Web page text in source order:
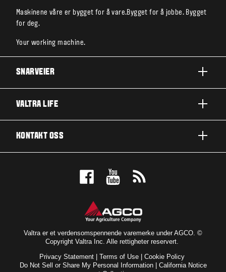
Maskinene våre er bygget for å vare.Bygget for å jobbe. Bygget
for deg.
Your working machine.
SNARVEIER
N-SERIE
TEKNOLOGI
SERVICE OG VEDLIKEHOLD
VALTRA LIFE
VALTRA SHOP
ABONNÉR PÅ NYHETSBREV
KONTAKT OSS
BESTILL PRØVEKJØRING
Valtra er et verdensomspennende varemerke under AGCO. ©
Copyright Valtra Inc. Alle rettigheter reservert.
Privacy Statement
Terms of Use
Cookie Policy
Do Not Sell or Share My Personal Information| California Notice